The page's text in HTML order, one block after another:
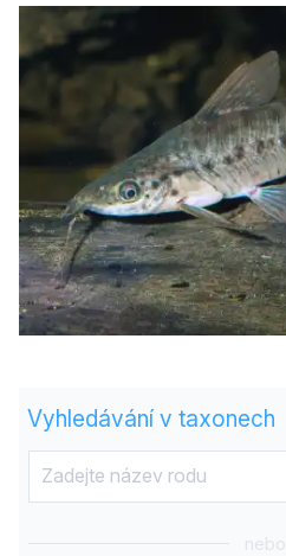
Vyhledávání v taxonech
nebo